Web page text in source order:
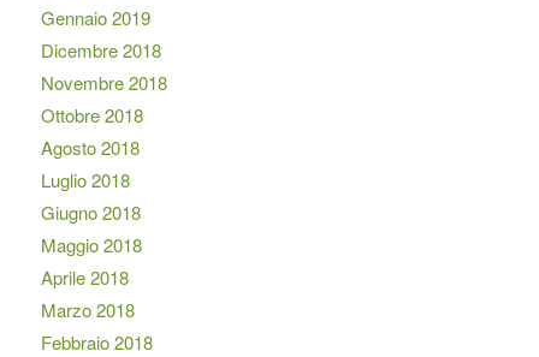
Gennaio 2019
Dicembre 2018
Novembre 2018
Ottobre 2018
Agosto 2018
Luglio 2018
Giugno 2018
Maggio 2018
Aprile 2018
Marzo 2018
Febbraio 2018